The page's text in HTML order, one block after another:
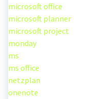
microsoft office
microsoft planner
microsoft project
monday
ms
ms office
netzplan
onenote